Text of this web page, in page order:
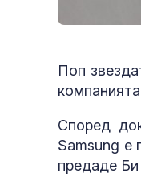
Поп
Според
Samsung е
предаде